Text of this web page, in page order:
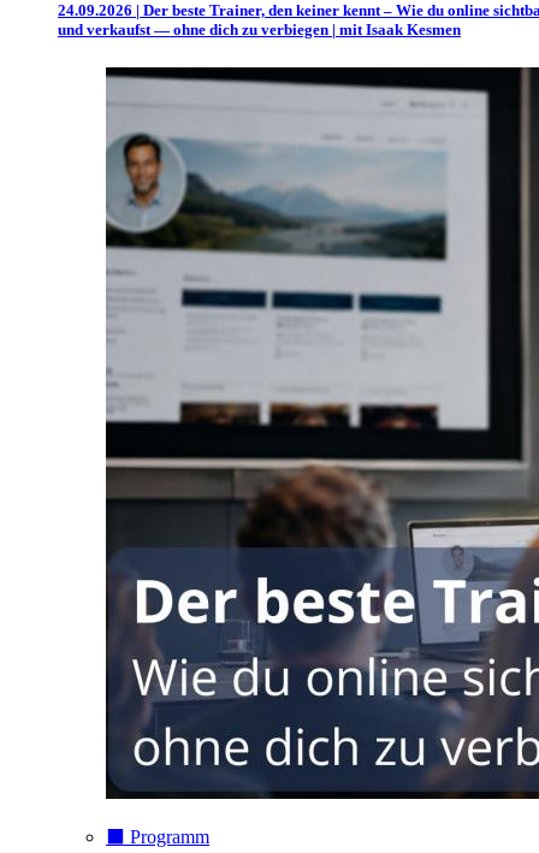
24.09.2026 | Der beste Trainer, den keiner kennt – Wie du online
und verkaufst — ohne dich zu verbiegen | mit Isaak Kesmen
⬛️ Programm